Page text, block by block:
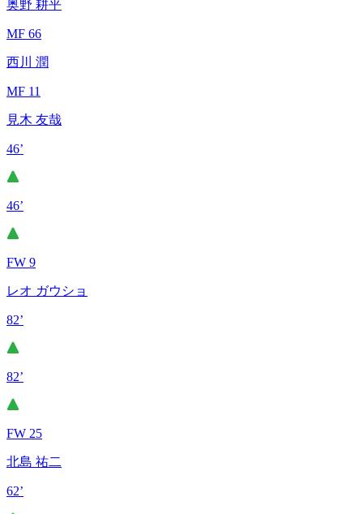
奥野 耕平
MF 66
西川 潤
MF 11
見木 友哉
46’
46’
FW 9
レオ ガウショ
82’
82’
FW 25
北島 祐二
62’